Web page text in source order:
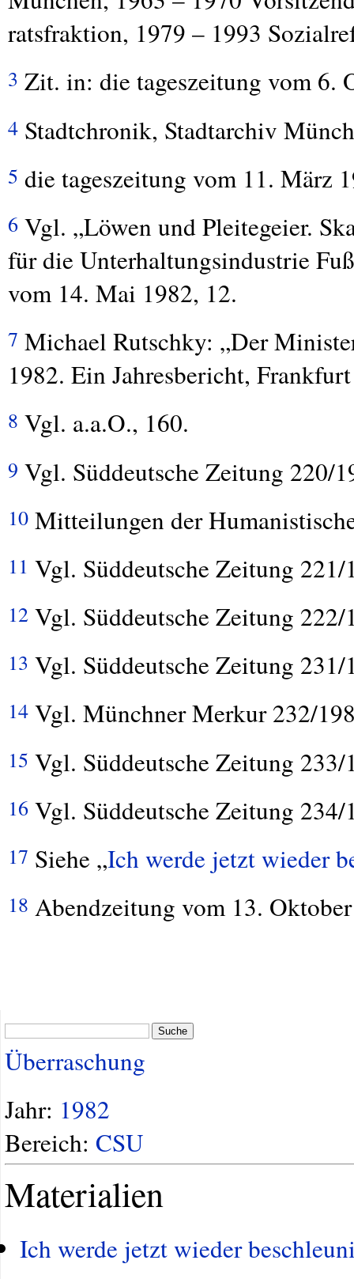
ratsfraktion, 1979 – 1993
3 Zit. in: die tageszeitung vom 6.
4 Stadtchronik, Stadtarchiv
5 die tageszeitung vom 11. März
6 Vgl. „Löwen und Pleitegeier.
für die Unterhaltungsindustrie
vom 14. Mai 1982, 12.
7 Michael Rutschky: „Der
1982. Ein Jahresbericht,
8 Vgl. a.a.O., 160.
9 Vgl. Süddeutsche Zeitung 220/
10 Mitteilungen der
11 Vgl. Süddeutsche Zeitung 221/
12 Vgl. Süddeutsche Zeitung 222/
13 Vgl. Süddeutsche Zeitung 231/
14 Vgl. Münchner Merkur 232/
15 Vgl. Süddeutsche Zeitung 233/
16 Vgl. Süddeutsche Zeitung 234/
17 Siehe „Ich werde jetzt wieder
18 Abendzeitung vom 13.
Suche
Überraschung
Jahr: 1982
Bereich: CSU
Materialien
Ich werde jetzt wieder